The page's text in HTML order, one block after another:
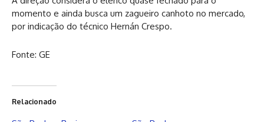
momento e ainda busca um zagueiro canhoto no mercado,
por indicação do técnico Hernán Crespo.
Fonte: GE
Relacionado